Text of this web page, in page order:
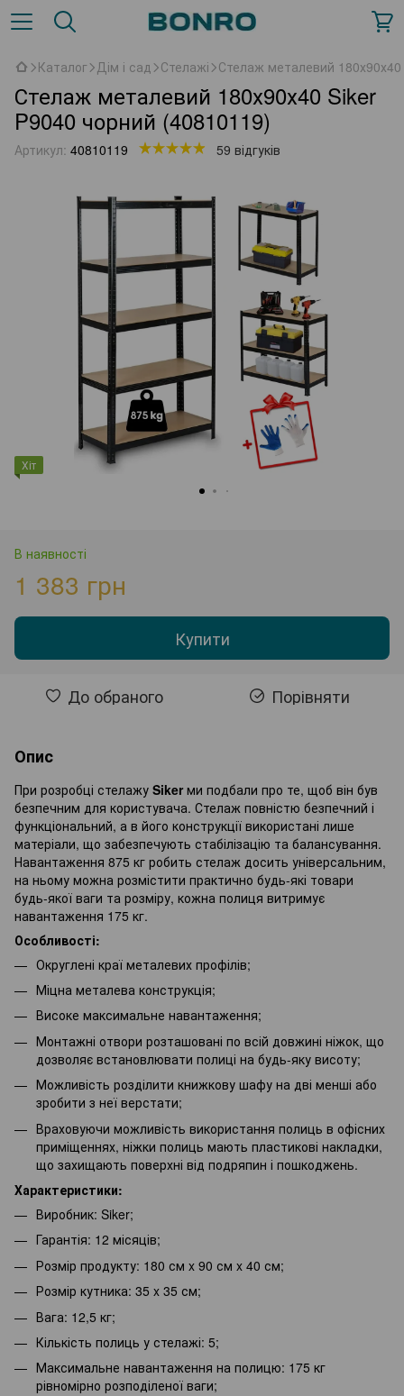
Каталог Дім і сад Стелажі Стелаж металевий
Стелаж металевий 180х90х40 Siker
P9040 чорний (40810119)
Артикул: 40810119 59 відгуків
Хіт
В наявності
1 383 грн
Купити
До обраного Порівняти
Опис
При розробці стелажу Sikerми подбали про те, щоб він був
безпечним для користувача. Стелаж повністю безпечний і
функціональний, а в його конструкції використані лише
матеріали, що забезпечують стабілізацію та балансування.
Навантаження 875 кг робить стелаж досить універсальним,
на ньому можна розмістити практично будь-які товари
будь-якої ваги та розміру, кожна полиця витримує
навантаження 175 кг.
Особливості:
Округлені краї металевих профілів;
Міцна металева конструкція;
Високе максимальне навантаження;
Монтажні отвори розташовані по всій довжині ніжок, що
дозволяє встановлювати полиці на будь-яку висоту;
Можливість розділити книжкову шафу на дві менші або
зробити з неї верстати;
Враховуючи можливість використання полиць в офісних
приміщеннях, ніжки полиць мають пластикові накладки,
що захищають поверхні від подряпин і пошкоджень.
Характеристики:
Виробник: Siker;
Гарантія: 12 місяців;
Розмір продукту: 180 см x 90 см x 40 см;
Розмір кутника: 35 x 35 см;
Вага: 12,5 кг;
Кількість полиць у стелажі: 5;
Максимальне навантаження на полицю: 175 кг
рівномірно розподіленої ваги;